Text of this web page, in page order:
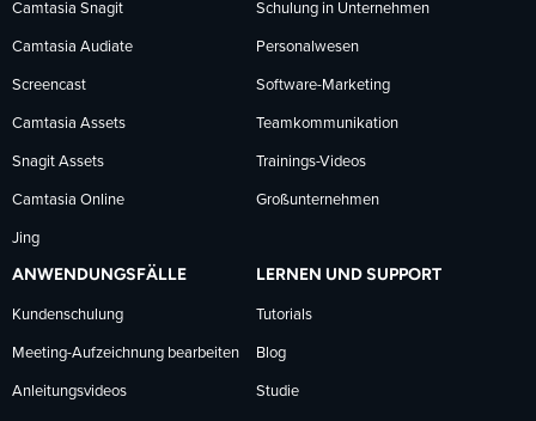
folgen
folgenfolgen
Camtasia Snagit
Camtasia Audiate
Screencast
Camtasia Assets
Snagit Assets
Camtasia Online
Jing
Schulung in Unternehmen
Personalwesen
Software-Marketing
Teamkommunikation
Trainings-Videos
Großunternehmen
ANWENDUNGSFÄLLE
Kundenschulung
Meeting-Aufzeichnung bearbeiten
Anleitungsvideos
LERNEN UND SUPPORT
Tutorials
Blog
Studie